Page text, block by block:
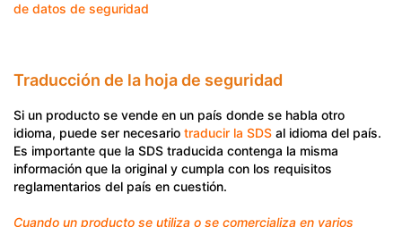
de datos de seguridad
Traducción de la hoja de seguridad
Si un producto se vende en un país donde se habla otro
idioma, puede ser necesario traducir la SDS al idioma del país.
Es importante que la SDS traducida contenga la misma
información que la original y cumpla con los requisitos
reglamentarios del país en cuestión.
Cuando un producto se utiliza o se comercializa en varios